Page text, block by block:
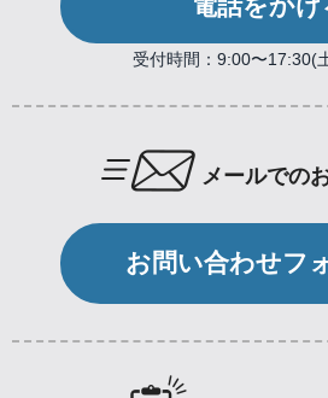
電話をかけ
受付時間：9:00〜17:30(
メールでの
お問い合わせフ